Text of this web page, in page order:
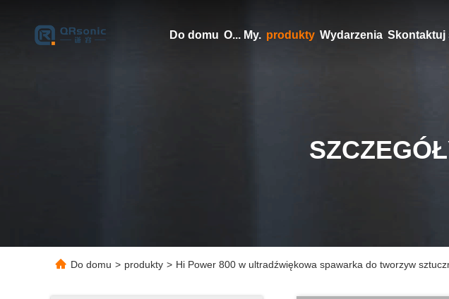
Do domu O... My. produkty Wydarzenia Skontaktuj
Do domu > produkty > Hi Power 800 w ultradźwiękowa spawarka do tworzyw